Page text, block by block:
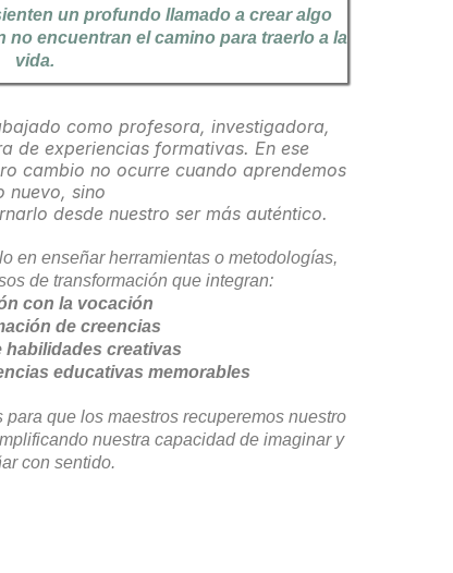
un profundo llamado a crear algo
encuentran el camino para traerlo a la
vida.
como profesora, investigadora,
de experiencias formativas. En ese
cambio no ocurre cuando aprendemos
nuevo, sino
desde nuestro ser más auténtico.
en enseñar herramientas o metodologías,
de transformación que integran:
con la vocación
de creencias
habilidades creativas
educativas memorables
que los maestros recuperemos nuestro
nuestra capacidad de imaginar y
con sentido.